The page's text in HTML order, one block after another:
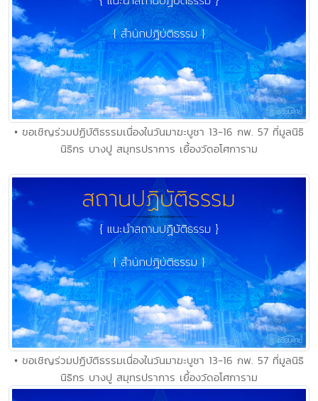
• ขอเชิญร่วมปฏิบัติธรรมเนื่องในวันมาฆะบูชา 13-16 กพ. 57 ที่มูลนิธิ
นิธิกร บางปู สมุทรปราการ เยื้องวัดอโศการาม
• ขอเชิญร่วมปฏิบัติธรรมเนื่องในวันมาฆะบูชา 13-16 กพ. 57 ที่มูลนิธิ
นิธิกร บางปู สมุทรปราการ เยื้องวัดอโศการาม